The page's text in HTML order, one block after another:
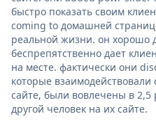
быстро показать своим
coming to домашней
реальной жизни. он хорошо
беспрепятственно дает
на месте. фактически они
которые
сайте, были вовлечены в
другой человек на их сайте.